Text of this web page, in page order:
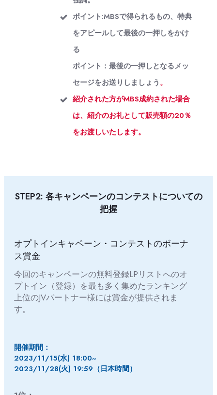
ポイント:MBSで得られるもの、特典
をアピールして最後の一押しをかけ
る
ポイント：最後の一押しとなるメッ
セージをお送りしましょう。
紹介された方がMBS成約された場合
は、紹介のお礼として販売額の20％
をお渡しいたします。
STEP2: 各キャンペーンのコンテストについての
把握
オプトインキャペーン・コンテストのボーナ
ス賞金
今回のキャンペーンの無料登録LPリストへのオ
プトイン（登録）を最も多く集めたランキング
上位のJVパートナー様には賞金が提供されま
す。
開催期間：
2023/11/15(水) 18:00~
2023/11/28(火) 19:59（日本時間）